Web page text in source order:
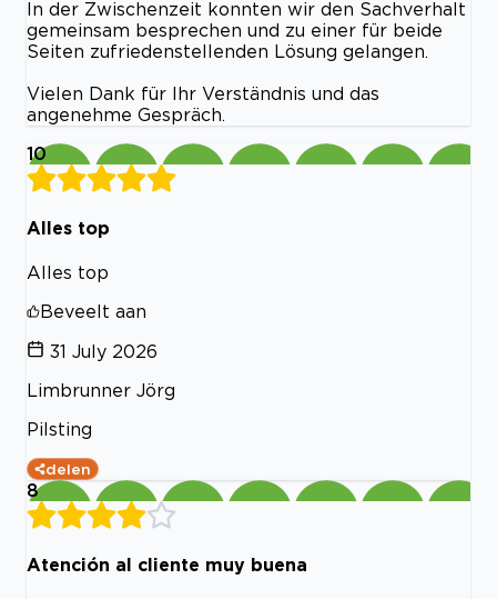
In der Zwischenzeit konnten wir den Sachverhalt
gemeinsam besprechen und zu einer für beide
Seiten zufriedenstellenden Lösung gelangen.
Vielen Dank für Ihr Verständnis und das
angenehme Gespräch.
10
Alles top
Alles top
Beveelt aan
31 July 2026
Limbrunner Jörg
Pilsting
delen
8
Atención al cliente muy buena